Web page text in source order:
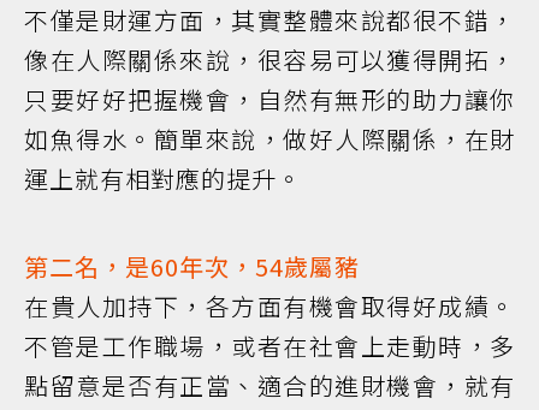
不僅是財運方面，其實整體來說都很不錯，
像在人際關係來說，很容易可以獲得開拓，
只要好好把握機會，自然有無形的助力讓你
如魚得水。簡單來說，做好人際關係，在財
運上就有相對應的提升。
第二名，是60年次，54歲屬豬
在貴人加持下，各方面有機會取得好成績。
不管是工作職場，或者在社會上走動時，多
點留意是否有正當、適合的進財機會，就有